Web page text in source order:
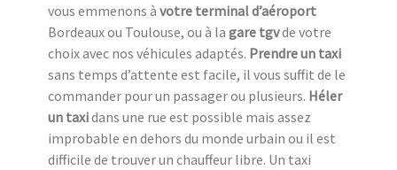
vous emmenons à votre terminal d’aéroport
Bordeaux ou Toulouse, ou à la gare tgvde votre
choix avec nos véhicules adaptés. Prendre un taxi
sans temps d’attente est facile, il vous suffit de le
commander pour un passager ou plusieurs. Héler
un taxidans une rue est possible mais assez
improbable en dehors du monde urbain ou il est
difficile de trouver un chauffeur libre. Un taxi